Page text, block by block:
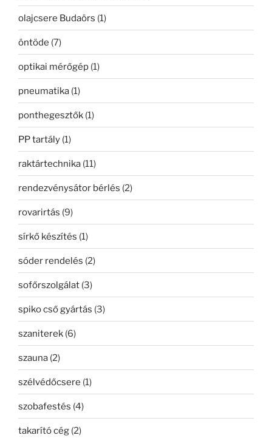
olajcsere Budaörs (1)
öntöde (7)
optikai mérőgép (1)
pneumatika (1)
ponthegesztők (1)
PP tartály (1)
raktártechnika (11)
rendezvénysátor bérlés (2)
rovarirtás (9)
sírkő készítés (1)
sóder rendelés (2)
sofőrszolgálat (3)
spiko cső gyártás (3)
szaniterek (6)
szauna (2)
szélvédőcsere (1)
szobafestés (4)
takarító cég (2)